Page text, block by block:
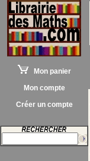
Mon panier
Mon compte
Créer un compte